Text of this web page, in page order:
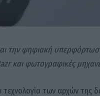
την ψηφιακή
και φωτογραφικές
των αρχών της